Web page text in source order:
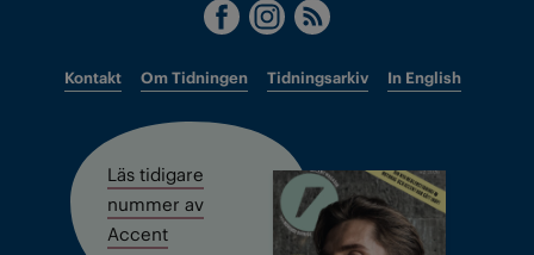
Kontakt Om Tidningen Tidningsarkiv In English
Läs tidigare
nummer av
Accent